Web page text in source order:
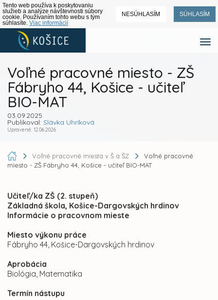
Tento web používa k poskytovaniu
služieb a analýze návštevnosti súbory
cookie. Používaním tohto webu s tým
súhlasíte. Viac informácií
NESÚHLASÍM SÚHLASÍM
Voľné pracovné miesto - ZŠ
Fábryho 44, Košice - učiteľ
BIO-MAT
03.09.2025
Publikoval: Slávka Uhríková
Upravené: 12.06.2026
Voľné pracovné miesta v Š a ŠZ
Voľné pracovné
miesto - ZŠ Fábryho 44, Košice - učiteľ BIO-MAT
Učiteľ/ka ZŠ (2. stupeň)
Základná škola, Košice-Dargovských hrdinov
Informácie o pracovnom mieste
Miesto výkonu práce
Fábryho 44, Košice-Dargovských hrdinov
Aprobácia
Biológia, Matematika
Termín nástupu